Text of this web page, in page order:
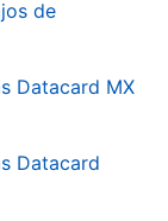
de
Datacard MX
Datacard